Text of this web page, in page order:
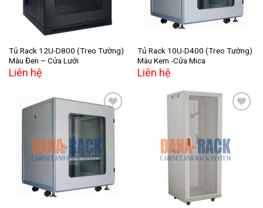
Tủ Rack 12U-D800 (Treo Tường)
Màu Đen – Cửa Lưới
Liên hệ
Tủ Rack 10U-D400 (Treo Tường)
Màu Kem -Cửa Mica
Liên hệ
Add to
wishlist
Add to
wishlist